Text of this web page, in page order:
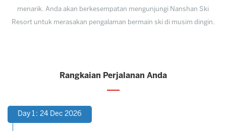
menarik. Anda akan berkesempatan mengunjungi Nanshan Ski
Resort untuk merasakan pengalaman bermain ski di musim dingin.
Rangkaian Perjalanan Anda
Day 1 : 24 Dec 2026